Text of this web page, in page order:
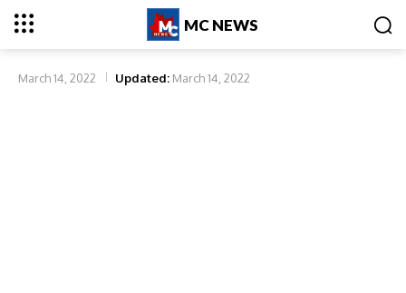
MC NEWS
March 14, 2022 Updated: March 14, 2022